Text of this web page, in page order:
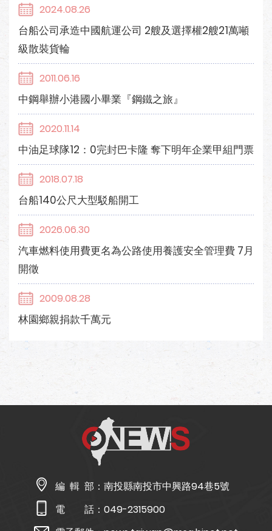
2024.08.26
台船公司承造中國航運公司 2艘及選擇權2艘21萬噸
級散裝貨輪
2011.06.16
中鋼舉辦小港國小畢業『鋼鐵之旅』
2020.11.14
中油足球隊12：0完封巴卡隆 奪下明年企業甲組門票
2018.07.18
台船140公尺大型駁船開工
2026.06.30
汽車燃料使用費更名為公路使用養護安全管理費 7月
開徵
2009.08.28
林園鄉親捐款千萬元
編 輯 部： 南投縣南投市中興路94巷5號
電 話： 049-2315900